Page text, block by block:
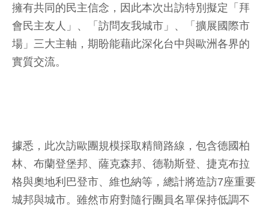
擁有共同的民主信念，因此本次出訪特別擬定「拜
會民主友人」、「訪問友我城市」、「擴展國際市
場」三大主軸，期盼能藉此深化台中與歐洲各界的
實質交流。
據悉，此次訪歐團規模採取精簡路線，包含德國柏
林、布蘭登堡邦、薩克森邦、德勒斯登、捷克布拉
格與奧地利巴登市、維也納等，總計將造訪7座重要
城邦與城市。雖然市府對隨行團員名單保持低調不